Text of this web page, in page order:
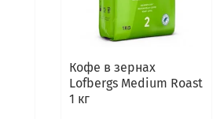
Кофе в зернах
Lofbergs Medium Roast
1 кг